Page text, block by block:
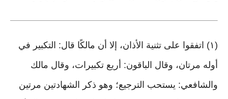
(١) اتفقوا على تثنية الأذان، إلا أن مالكًا قال: التكبير في
أوله مرتان، وقال الباقون: أريع تكبيرات، وقال مالك
والشافعي: يستحب الترجيع؛ وهو ذكر الشهادتين مرتين